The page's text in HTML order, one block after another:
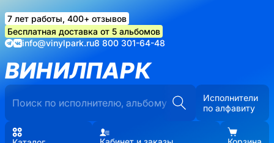
7 лет работы, 400+ отзывов
Бесплатная доставка от 5 альбомов
info@vinylpark.ru8 800 301-64-48
ВИНИЛПАРК
Исполнители
по алфавиту